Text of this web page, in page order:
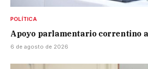
POLÍTICA
Apoyo parlamentario correntino
6 de agosto de 2026